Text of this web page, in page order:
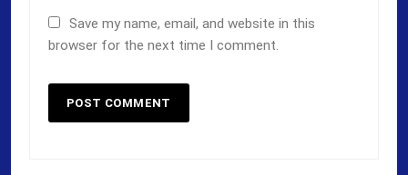
Save my name, email, and website in this
browser for the next time I comment.